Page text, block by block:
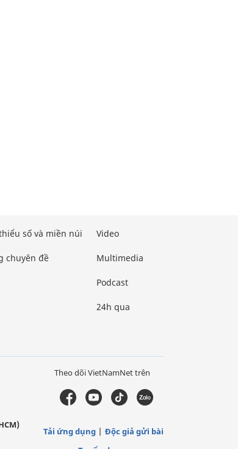
số và miền núi
chuyên đề
Video
Multimedia
Podcast
24h qua
Theo dõi VietNamNet trên
Tải ứng dụng
Độc giả gửi bài